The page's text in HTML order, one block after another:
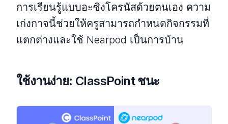
การเรียนรู้แบบอะซิงโครนัสด้วยตนเอง ความ
เก่งกาจนี้ช่วยให้ครูสามารถกําหนดกิจกรรมที่
แตกต่างและใช้ Nearpod เป็นการบ้าน
ใช้งานง่าย: ClassPoint ชนะ